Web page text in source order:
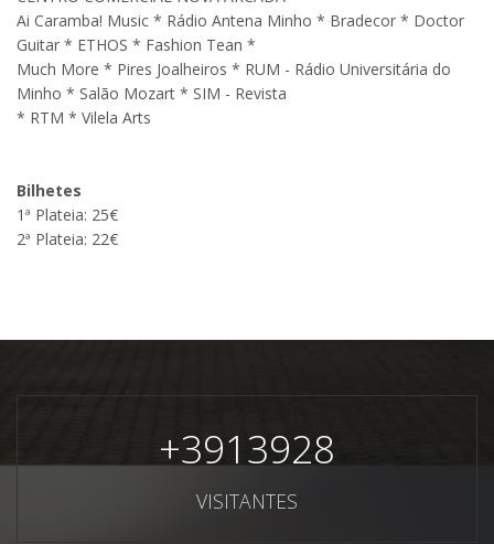
Ai Caramba! Music * Rádio Antena Minho * Bradecor * Doctor
Guitar * ETHOS * Fashion Tean *
Much More * Pires Joalheiros * RUM - Rádio Universitária do
Minho * Salão Mozart * SIM - Revista
* RTM * Vilela Arts
Bilhetes
1ª Plateia: 25€
2ª Plateia: 22€
+3913928
VISITANTES